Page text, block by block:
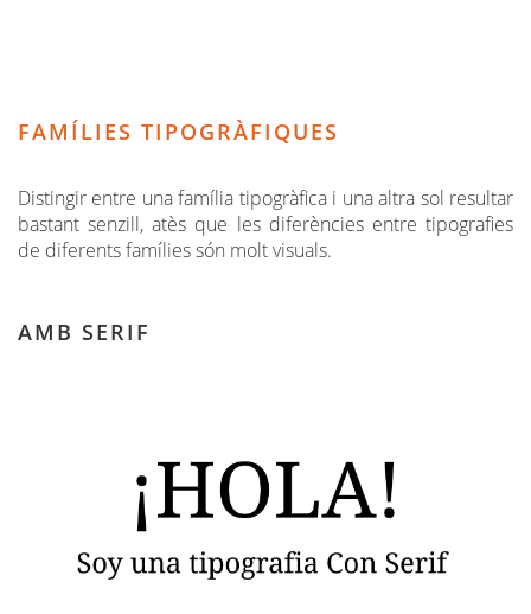
FAMÍLIES TIPOGRÀFIQUES
Distingir entre una família tipogràfica i una altra sol resultar
bastant senzill, atès que les diferències entre tipografies
de diferents famílies són molt visuals.
AMB SERIF